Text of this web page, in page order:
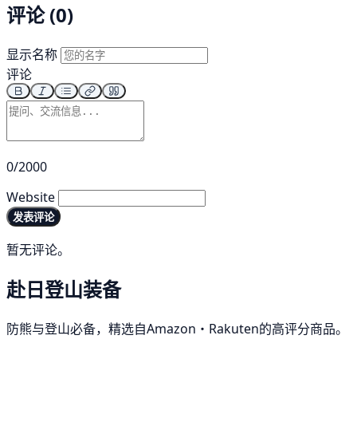
评论 (0)
显示名称
评论
0/2000
Website
发表评论
暂无评论。
赴日登山装备
防熊与登山必备，精选自Amazon・Rakuten的高评分商品。